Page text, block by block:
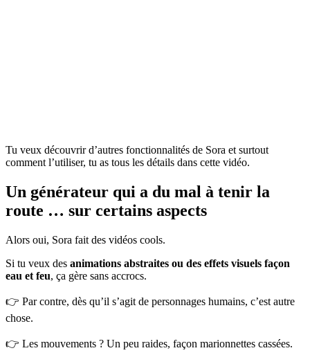
Tu veux découvrir d’autres fonctionnalités de Sora et surtout
comment l’utiliser, tu as tous les détails dans cette vidéo.
Un générateur qui a du mal à tenir la
route … sur certains aspects
Alors oui, Sora fait des vidéos cools.
Si tu veux des animations abstraites ou des effets visuels façon
eau et feu, ça gère sans accrocs.
👉 Par contre, dès qu’il s’agit de personnages humains, c’est autre
chose.
👉 Les mouvements ? Un peu raides, façon marionnettes cassées.